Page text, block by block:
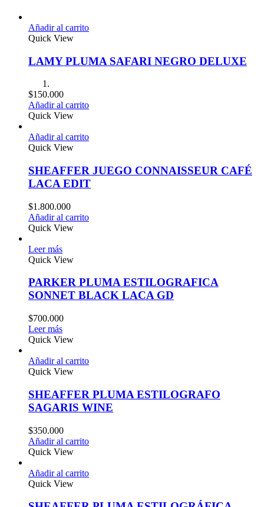
Añadir al carrito
Quick View
LAMY PLUMA SAFARI NEGRO DELUXE
$150.000
Añadir al carrito
Quick View
Añadir al carrito
Quick View
SHEAFFER JUEGO CONNAISSEUR CAFÉ
LACA EDIT
$1.800.000
Añadir al carrito
Quick View
Leer más
Quick View
PARKER PLUMA ESTILOGRAFICA
SONNET BLACK LACA GD
$700.000
Leer más
Quick View
Añadir al carrito
Quick View
SHEAFFER PLUMA ESTILOGRAFO
SAGARIS WINE
$350.000
Añadir al carrito
Quick View
Añadir al carrito
Quick View